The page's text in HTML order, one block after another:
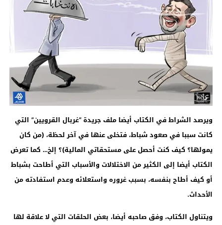
ويرصد الشراط في الكتاب أيضا ملف جريدة “غربال القرويين” التي
كانت سببا في صعود شباط، فتخلى عنها في آخر لحظة، (من كان
يمولها؟ كيف كنت أحصل على مستحقاتي المالية)؟ إلخ… كما تعرض
الكتاب أيضا إلى الكثير من الاختلالات والأسباب التي أطاحت بشباط
أو كيف أطاح بنفسه، بسبب غروره واستعلائه وعدم استفادته من
الأحداث.
ويتناول الكتاب، وفق صاحبه أيضا، بعض الحلقات التي لا علاقة لها